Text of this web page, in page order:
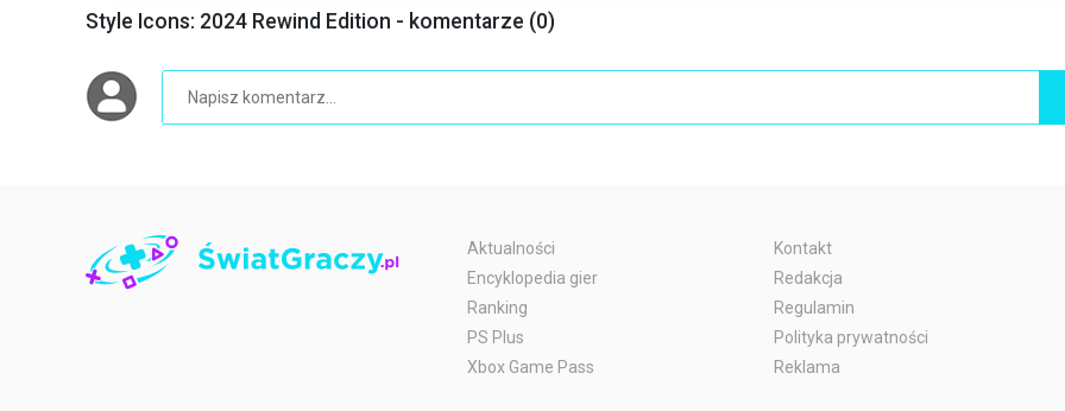
Style Icons: 2024 Rewind Edition - komentarze (0)
Aktualności
Encyklopedia gier
Ranking
PS Plus
Xbox Game Pass
Kontakt
Redakcja
Regulamin
Polityka prywatności
Reklama